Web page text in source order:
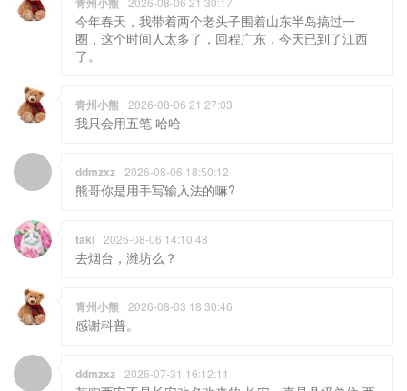
今年春天，我带着两个老头子围着山东半岛搞过一
圈，这个时间人太多了，回程广东，今天已到了江西
了。
青州小熊 2026-08-06 21:27:03
我只会用五笔 哈哈
ddmzxz 2026-08-06 18:50:12
熊哥你是用手写输入法的嘛?
taki 2026-08-06 14:10:48
去烟台，潍坊么？
青州小熊 2026-08-03 18:30:46
感谢科普。
ddmzxz 2026-07-31 16:12:11